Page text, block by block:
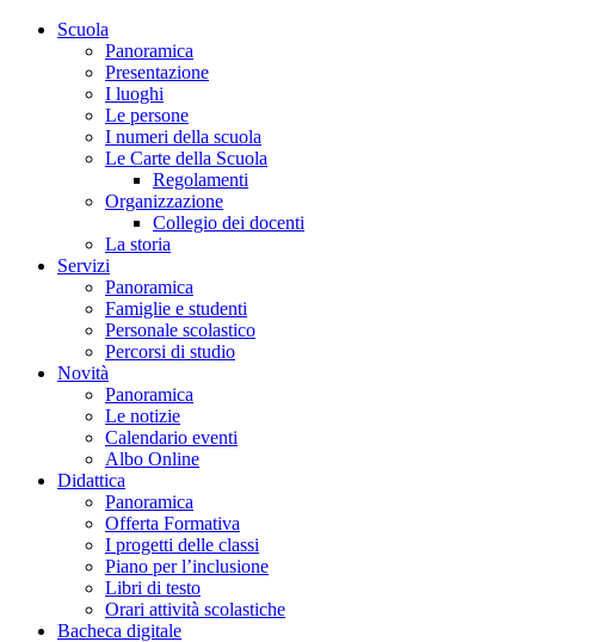
Scuola
Panoramica
Presentazione
I luoghi
Le persone
I numeri della scuola
Le Carte della Scuola
Regolamenti
Organizzazione
Collegio dei docenti
La storia
Servizi
Panoramica
Famiglie e studenti
Personale scolastico
Percorsi di studio
Novità
Panoramica
Le notizie
Calendario eventi
Albo Online
Didattica
Panoramica
Offerta Formativa
I progetti delle classi
Piano per l’inclusione
Libri di testo
Orari attività scolastiche
Bacheca digitale